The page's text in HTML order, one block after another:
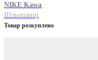
NIKE Kawa
Шльопанці
Товар розкуплено